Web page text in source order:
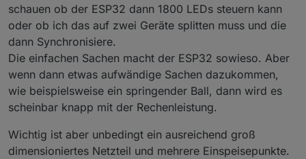
schauen ob der ESP32 dann 1800 LEDs steuern kann
oder ob ich das auf zwei Geräte splitten muss und die
dann Synchronisiere.
Die einfachen Sachen macht der ESP32 sowieso. Aber
wenn dann etwas aufwändige Sachen dazukommen,
wie beispielsweise ein springender Ball, dann wird es
scheinbar knapp mit der Rechenleistung.
Wichtig ist aber unbedingt ein ausreichend groß
dimensioniertes Netzteil und mehrere Einspeisepunkte.